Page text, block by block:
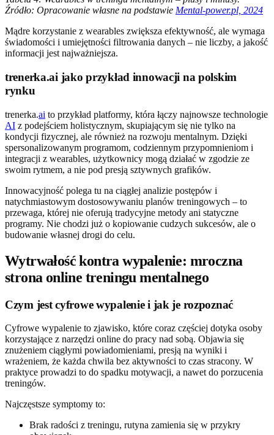
Źródło: Opracowanie własne na podstawie Mental-power.pl, 2024
Mądre korzystanie z wearables zwiększa efektywność, ale wymaga
świadomości i umiejętności filtrowania danych – nie liczby, a jakość
informacji jest najważniejsza.
trenerka.ai jako przykład innowacji na polskim
rynku
trenerka.ai to przykład platformy, która łączy najnowsze technologie
AI z podejściem holistycznym, skupiającym się nie tylko na
kondycji fizycznej, ale również na rozwoju mentalnym. Dzięki
spersonalizowanym programom, codziennym przypomnieniom i
integracji z wearables, użytkownicy mogą działać w zgodzie ze
swoim rytmem, a nie pod presją sztywnych grafików.
Innowacyjność polega tu na ciągłej analizie postępów i
natychmiastowym dostosowywaniu planów treningowych – to
przewaga, której nie oferują tradycyjne metody ani statyczne
programy. Nie chodzi już o kopiowanie cudzych sukcesów, ale o
budowanie własnej drogi do celu.
Wytrwałość kontra wypalenie: mroczna
strona online treningu mentalnego
Czym jest cyfrowe wypalenie i jak je rozpoznać
Cyfrowe wypalenie to zjawisko, które coraz częściej dotyka osoby
korzystające z narzędzi online do pracy nad sobą. Objawia się
znużeniem ciągłymi powiadomieniami, presją na wyniki i
wrażeniem, że każda chwila bez aktywności to czas stracony. W
praktyce prowadzi to do spadku motywacji, a nawet do porzucenia
treningów.
Najczęstsze symptomy to:
Brak radości z treningu, rutyna zamienia się w przykry